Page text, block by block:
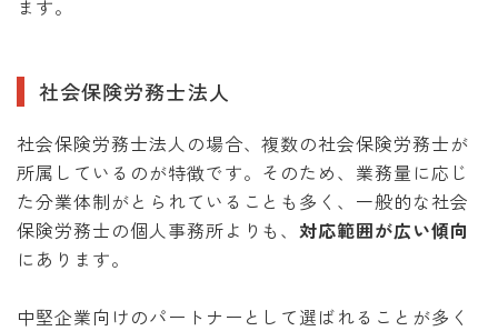
ます。
社会保険労務士法人
社会保険労務士法人の場合、複数の社会保険労務士が
所属しているのが特徴です。そのため、業務量に応じ
た分業体制がとられていることも多く、一般的な社会
保険労務士の個人事務所よりも、対応範囲が広い傾向
にあります。
中堅企業向けのパートナーとして選ばれることが多く